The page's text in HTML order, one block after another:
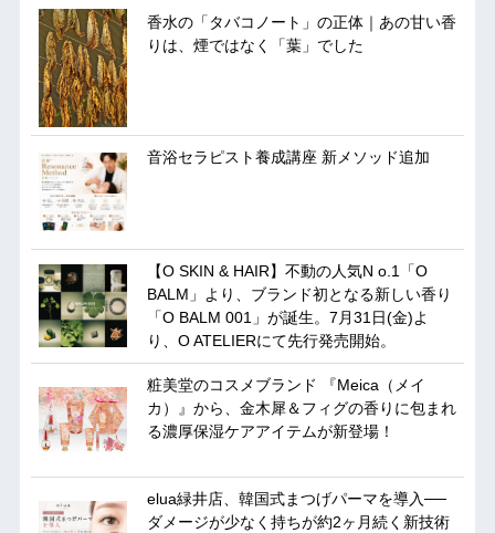
香水の「タバコノート」の正体｜あの甘い香
りは、煙ではなく「葉」でした
音浴セラピスト養成講座 新メソッド追加
【O SKIN & HAIR】不動の人気N o.1「O
BALM」より、ブランド初となる新しい香り
「O BALM 001」が誕生。7月31日(金)よ
り、O ATELIERにて先行発売開始。
粧美堂のコスメブランド 『Meica（メイ
カ）』から、金木犀＆フィグの香りに包まれ
る濃厚保湿ケアアイテムが新登場！
elua緑井店、韓国式まつげパーマを導入──
ダメージが少なく持ちが約2ヶ月続く新技術